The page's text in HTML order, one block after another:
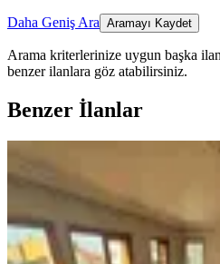
Daha Geniş Ara Aramayı Kaydet
Arama kriterlerinize uygun başka
benzer ilanlara göz atabilirsiniz.
Benzer İlanlar
Cephe
Çankaya, Keklik